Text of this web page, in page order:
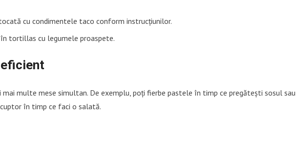
cu condimentele taco conform instrucțiunilor.
tortillas cu legumele proaspete.
mai multe mese simultan. De exemplu, poți fierbe pastele în timp ce pregătești sosul sau
în timp ce faci o salată.